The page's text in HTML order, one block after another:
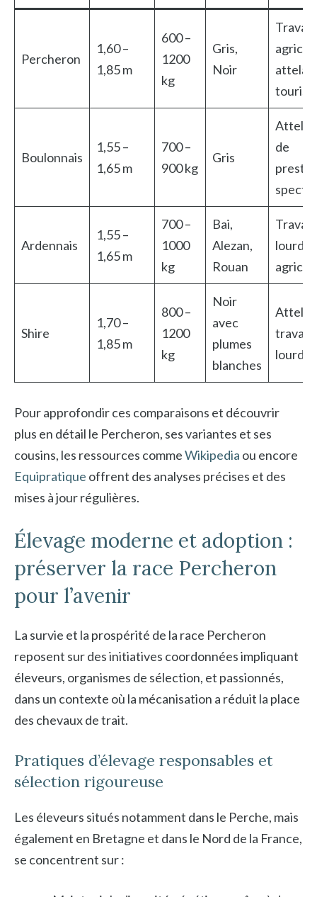
Percheron
1,60 –
1,85 m
600 –
1200
kg
Gris,
Noir
Travail
Boulonnais
1,55 –
1,65 m
700 –
900 kg
Gris
de
Ardennais
1,55 –
1,65 m
700 –
1000
kg
Bai,
Alezan,
Rouan
Travail
lourd
Shire
1,70 –
1,85 m
800 –
1200
kg
Noir
avec
plumes
blanches
travail
lourd
Pour approfondir ces comparaisons et découvrir
plus en détail le Percheron, ses variantes et ses
cousins, les ressources commeWikipedia ou encore
Equipratique offrent des analyses précises et des
mises à jour régulières.
Élevage moderne et adoption :
préserver la race Percheron
pour l’avenir
La survie et la prospérité de la race Percheron
reposent sur des initiatives coordonnées impliquant
éleveurs, organismes de sélection, et passionnés,
dans un contexte où la mécanisation a réduit la place
des chevaux de trait.
Pratiques d’élevage responsables et
sélection rigoureuse
Les éleveurs situés notamment dans le Perche, mais
également en Bretagne et dans le Nord de la France,
se concentrent sur :